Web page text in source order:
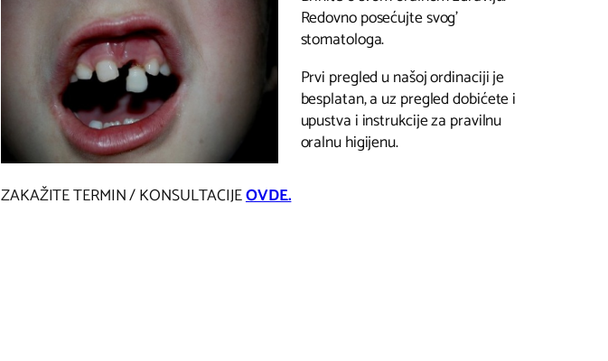
Redovno posećujte svog’
stomatologa.
Prvi pregled u našoj ordinaciji je
besplatan, a uz pregled dobićete i
upustva i instrukcije za pravilnu
oralnu higijenu.
ZAKAŽITE TERMIN / KONSULTACIJEOVDE.